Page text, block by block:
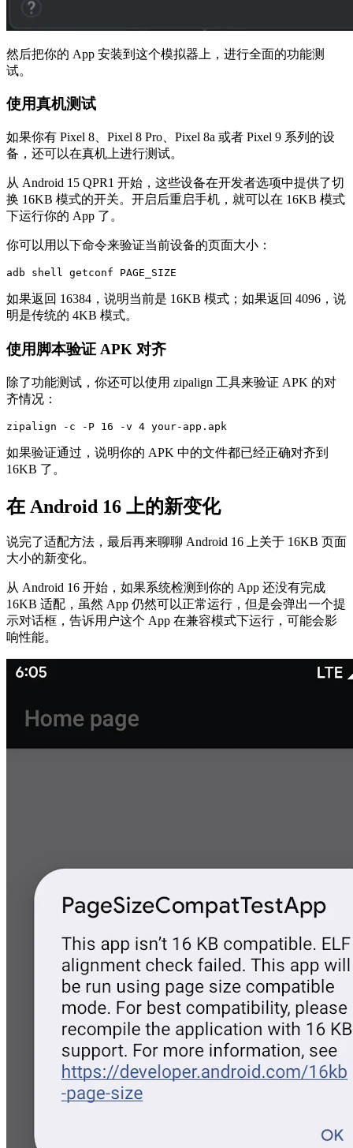
然后把你的 App 安装到这个模拟器上，进行全面的功能测
试。
使用真机测试
如果你有 Pixel 8、Pixel 8 Pro、Pixel 8a 或者 Pixel 9 系列的设
备，还可以在真机上进行测试。
从 Android 15 QPR1 开始，这些设备在开发者选项中提供了切
换 16KB 模式的开关。开启后重启手机，就可以在 16KB 模式
下运行你的 App 了。
你可以用以下命令来验证当前设备的页面大小：
adb shell getconf PAGE_SIZE
如果返回 16384，说明当前是 16KB 模式；如果返回 4096，说
明是传统的 4KB 模式。
使用脚本验证 APK 对齐
除了功能测试，你还可以使用 zipalign 工具来验证 APK 的对
齐情况：
zipalign -c -P 16 -v 4 your-app.apk
如果验证通过，说明你的 APK 中的文件都已经正确对齐到
16KB 了。
在 Android 16 上的新变化
说完了适配方法，最后再来聊聊 Android 16 上关于 16KB 页面
大小的新变化。
从 Android 16 开始，如果系统检测到你的 App 还没有完成
16KB 适配，虽然 App 仍然可以正常运行，但是会弹出一个提
示对话框，告诉用户这个 App 在兼容模式下运行，可能会影
响性能。